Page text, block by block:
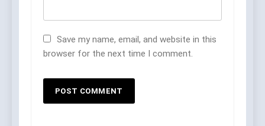
Save my name, email, and website in this
browser for the next time I comment.